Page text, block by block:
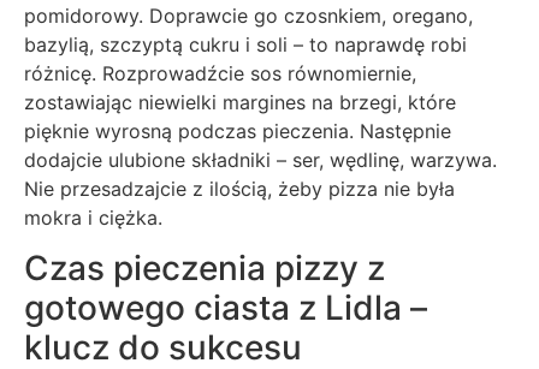
pomidorowy. Doprawcie go czosnkiem, oregano,
bazylią, szczyptą cukru i soli – to naprawdę robi
różnicę. Rozprowadźcie sos równomiernie,
zostawiając niewielki margines na brzegi, które
pięknie wyrosną podczas pieczenia. Następnie
dodajcie ulubione składniki – ser, wędlinę, warzywa.
Nie przesadzajcie z ilością, żeby pizza nie była
mokra i ciężka.
Czas pieczenia pizzy z
gotowego ciasta z Lidla –
klucz do sukcesu